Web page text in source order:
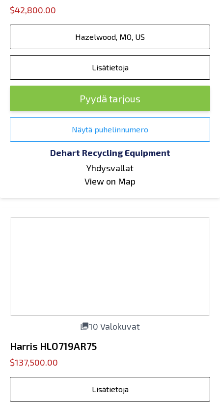
$42,800.00
Hazelwood, MO, US
Lisätietoja
Pyydä tarjous
Näytä puhelinnumero
Dehart Recycling Equipment
Yhdysvallat
View on Map
10 Valokuvat
Harris HLO719AR75
$137,500.00
Lisätietoja